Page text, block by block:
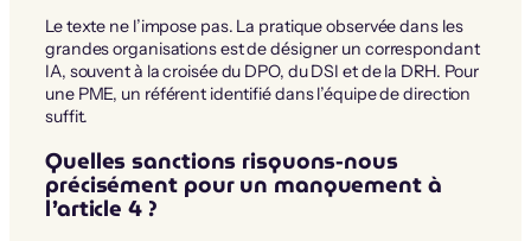
Le texte ne l’impose pas. La pratique observée dans les
grandes organisations est de désigner un correspondant
IA, souvent à la croisée du DPO, du DSI et de la DRH. Pour
une PME, un référent identifié dans l’équipe de direction
suffit.
Quelles sanctions risquons-nous
précisément pour un manquement à
l’article 4 ?